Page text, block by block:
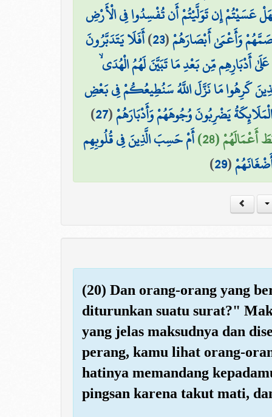
عَسَيْتُمْ إِن تَوَلَّيْتُمْ أَن تُفْسِدُوا فِي الْأَرْضِ
وَأَعْمَىٰ أَبْصَارَهُمْ(
23
)أَفَلَا يَتَدَبَّرُونَ
عَلَىٰ أَدْبَارِهِم مِّن بَعْدِ مَا تَبَيَّنَ لَهُمُ الْهُدَى
كَرِهُوا مَا نَزَّلَ اللَّهُ سَنُطِيعُكُمْ فِي بَعْضِ
يَضْرِبُونَ وُجُوهَهُمْ وَأَدْبَارَهُمْ(
27
)
(28)
أَمْ حَسِبَ الَّذِينَ فِي قُلُوبِهِم
(
29
)
(20) Dan orang-orang yang
diturunkan suatu surat?"
yang jelas maksudnya dan
perang, kamu lihat orang-
hatinya memandang
pingsan karena takut mati,